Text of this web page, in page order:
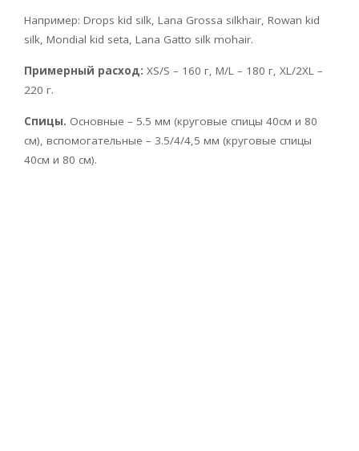
Например: Drops kid silk, Lana Grossa silkhair, Rowan kid
silk, Mondial kid seta, Lana Gatto silk mohair.
Примерный расход: XS/S – 160 г, M/L – 180 г, XL/2XL –
220 г.
Спицы. Основные – 5.5 мм (круговые спицы 40см и 80
см), вспомогательные – 3.5/4/4,5 мм (круговые спицы
40см и 80 см).